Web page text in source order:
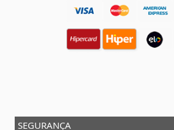
SEGURANÇA